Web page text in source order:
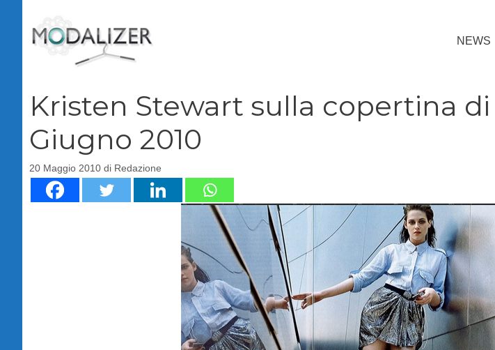
contenuto
NEWS
Kristen Stewart sulla copertina di
Giugno 2010
20 Maggio 2010 di Redazione